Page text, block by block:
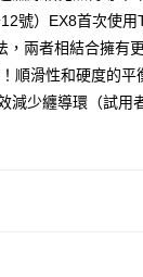
展（台灣）商業銀行
國信託商業銀行
豐商業銀行
展（台灣）商業銀行
國信託商業銀行
費
號）EX8首次使用
，兩者相結合擁有
順滑性和硬度的平
減少纏導環（試用